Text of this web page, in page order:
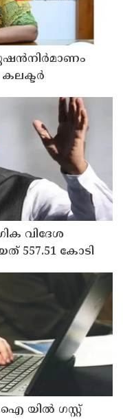
കലക്ടര്‍
വിദേശ
557.51 കോടി
യില്‍ ഗസ്റ്റ്